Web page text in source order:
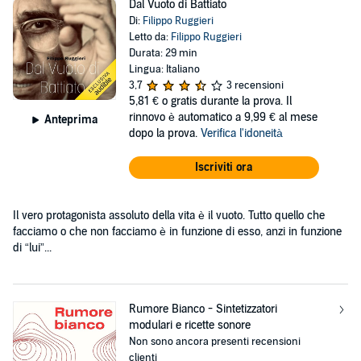
Anteprima
Dal Vuoto di Battiato
Di: Filippo Ruggieri
Letto da: Filippo Ruggieri
Durata: 29 min
Lingua: Italiano
3,7
3 recensioni
5,81 € o gratis durante la prova. Il
rinnovo è automatico a 9,99 € al mese
dopo la prova. Verifica l'idoneità
Iscriviti ora
Il vero protagonista assoluto della vita è il vuoto. Tutto quello che
facciamo o che non facciamo è in funzione di esso, anzi in funzione
di “lui”...
Rumore Bianco - Sintetizzatori
modulari e ricette sonore
Non sono ancora presenti recensioni
clienti